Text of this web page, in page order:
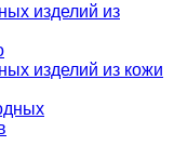
изделий из
изделий из кожи